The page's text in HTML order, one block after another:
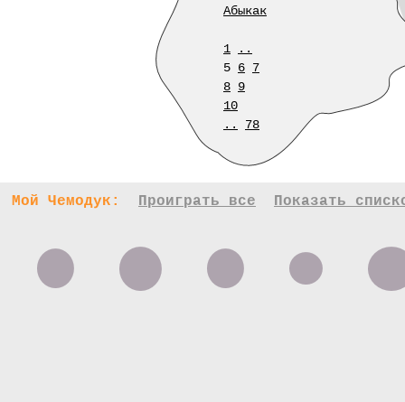
Абыкак
1
..
5 6 7
8 9
10
..
78
Мой Чемодук: Проиграть все Показать